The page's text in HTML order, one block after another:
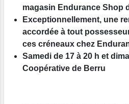
magasin Endurance Shop
Exceptionnellement, une
accordée à tout
ces créneaux chez
Samedi de 17 à 20 h et
Coopérative de Berru